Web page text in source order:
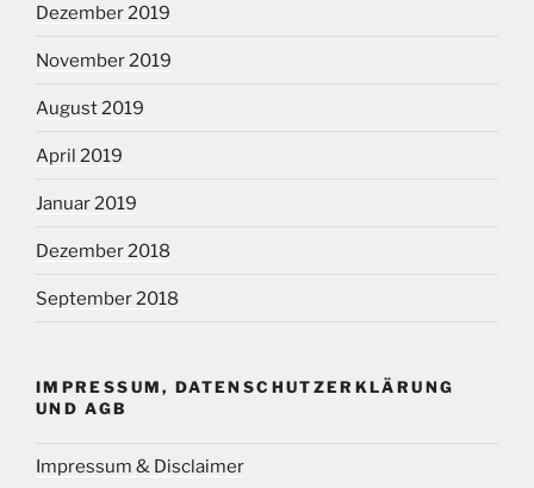
Dezember 2019
November 2019
August 2019
April 2019
Januar 2019
Dezember 2018
September 2018
IMPRESSUM, DATENSCHUTZERKLÄRUNG
UND AGB
Impressum & Disclaimer